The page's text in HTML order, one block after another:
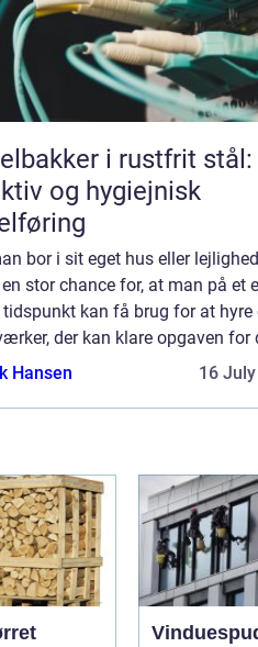
i rustfrit stål:
og hygiejnisk
bor i sit eget hus eller
stor chance for, at man på et
tidspunkt kan få brug for at hyre
der kan klare opgaven for
man har hænderne sk...
Hansen 16